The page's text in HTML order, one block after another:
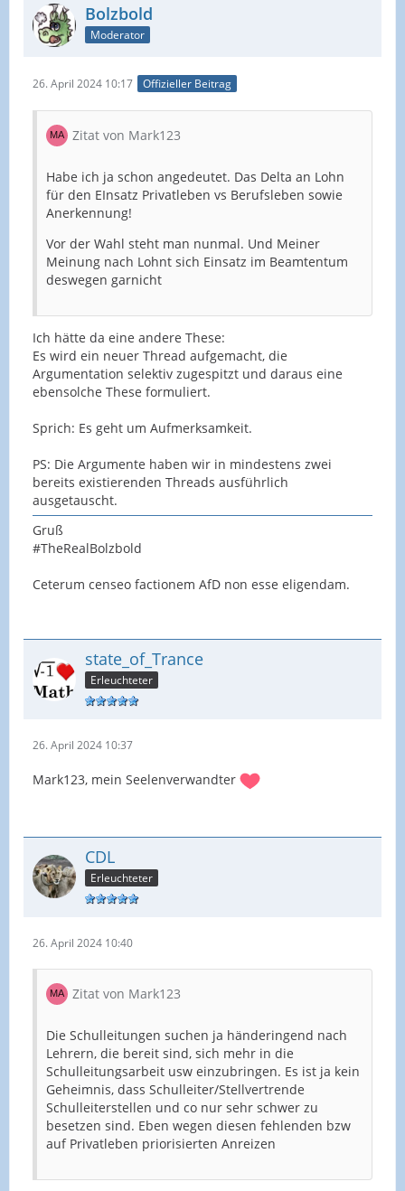
Bolzbold
Moderator
26. April 2024 10:17 Offizieller Beitrag
Zitat von Mark123
Habe ich ja schon angedeutet. Das Delta an Lohn
für den EInsatz Privatleben vs Berufsleben sowie
Anerkennung!
Vor der Wahl steht man nunmal. Und Meiner
Meinung nach Lohnt sich Einsatz im Beamtentum
deswegen garnicht
Ich hätte da eine andere These:
Es wird ein neuer Thread aufgemacht, die
Argumentation selektiv zugespitzt und daraus eine
ebensolche These formuliert.
Sprich: Es geht um Aufmerksamkeit.
PS: Die Argumente haben wir in mindestens zwei
bereits existierenden Threads ausführlich
ausgetauscht.
Gruß
#TheRealBolzbold
Ceterum censeo factionem AfD non esse eligendam.
state_of_Trance
Erleuchteter
26. April 2024 10:37
Mark123, mein Seelenverwandter
CDL
Erleuchteter
26. April 2024 10:40
Zitat von Mark123
Die Schulleitungen suchen ja händeringend nach
Lehrern, die bereit sind, sich mehr in die
Schulleitungsarbeit usw einzubringen. Es ist ja kein
Geheimnis, dass Schulleiter/Stellvertrende
Schulleiterstellen und co nur sehr schwer zu
besetzen sind. Eben wegen diesen fehlenden bzw
auf Privatleben priorisierten Anreizen